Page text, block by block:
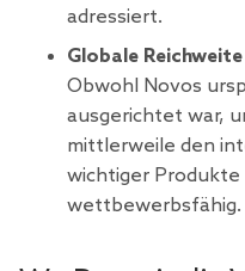
adressiert.
Globale
Obwohl Novos
ausgerichtet war,
mittlerweile den
wichtiger
wettbewerbsfähig.